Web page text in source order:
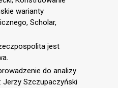
warianty
Scholar,
jest
do analizy
Jerzy Szczupaczyński